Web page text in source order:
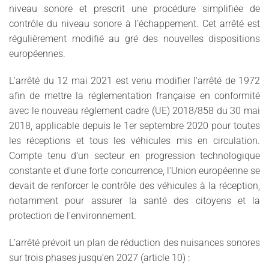
niveau sonore et prescrit une procédure simplifiée de
contrôle du niveau sonore à l’échappement. Cet arrêté est
régulièrement modifié au gré des nouvelles dispositions
européennes.
L'arrêté du 12 mai 2021 est venu modifier l'arrêté de 1972
afin de mettre la réglementation française en conformité
avec le nouveau réglement cadre (UE) 2018/858 du 30 mai
2018, applicable depuis le 1er septembre 2020 pour toutes
les réceptions et tous les véhicules mis en circulation.
Compte tenu d'un secteur en progression technologique
constante et d'une forte concurrence, l'Union européenne se
devait de renforcer le contrôle des véhicules à la réception,
notamment pour assurer la santé des citoyens et la
protection de l'environnement.
L’arrêté prévoit un plan de réduction des nuisances sonores
sur trois phases jusqu’en 2027 (article 10) :